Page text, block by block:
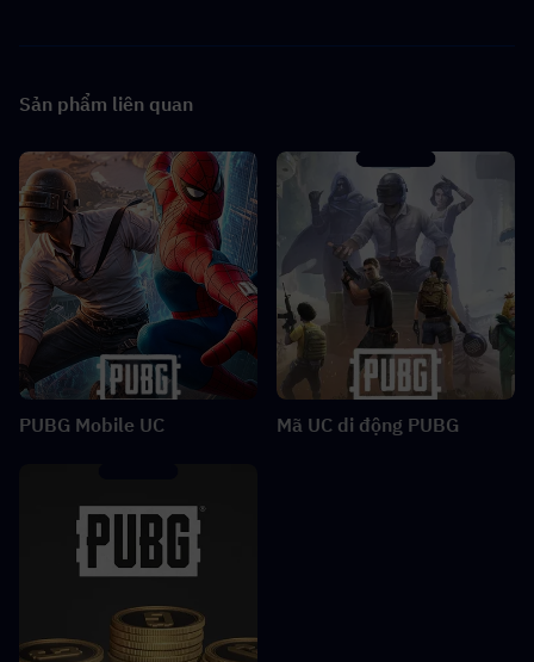
Sản phẩm liên quan
PUBG Mobile UC Mã UC di động PUBG